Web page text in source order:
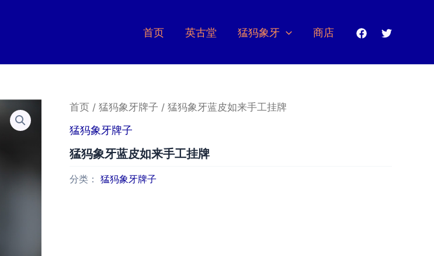
首页 英古堂 猛犸象牙 商店
首页 / 猛犸象牙牌子 / 猛犸象牙蓝皮如来手工挂牌
猛犸象牙牌子
猛犸象牙蓝皮如来手工挂牌
分类： 猛犸象牙牌子